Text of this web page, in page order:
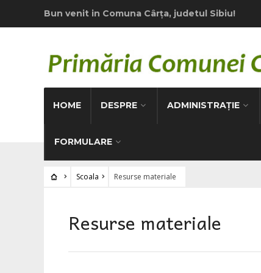
Bun venit in Comuna Cârţa, judetul Sibiu!
HOME DESPRE ADMINISTRAȚIE
FORMULARE
Scoala Resurse materiale
Resurse materiale